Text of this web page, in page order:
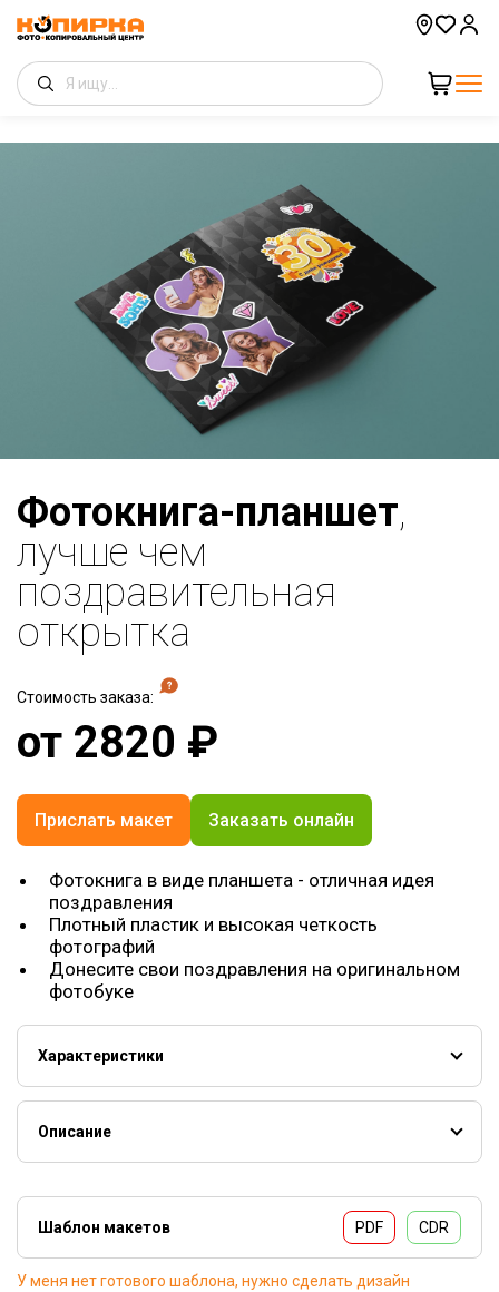
Фотокнига-планшет,
лучше чем
поздравительная
открытка
Стоимость заказа:
от 2820 ₽
Прислать макет Заказать онлайн
Фотокнига в виде планшета - отличная идея
поздравления
Плотный пластик и высокая четкость
фотографий
Донесите свои поздравления на оригинальном
фотобуке
Характеристики
Стоимость УФ-печати на обложке 380 руб.
Разворот на 180°.
Макетирование:
стоимость входит 3 правки, последующие
исправления оплачиваются отдельно
Индивидуальный дизайн одного разворота — 400р
Описание
поздравлений, юбилеев, приглашений и грамот. Ее
дизайн выполнен в модном стиле, листы сделаны из
пластика, их удобно переворачивать и приятно держать
в руках.
Шаблон макетов PDF CDR
У меня нет готового шаблона, нужно сделать дизайн